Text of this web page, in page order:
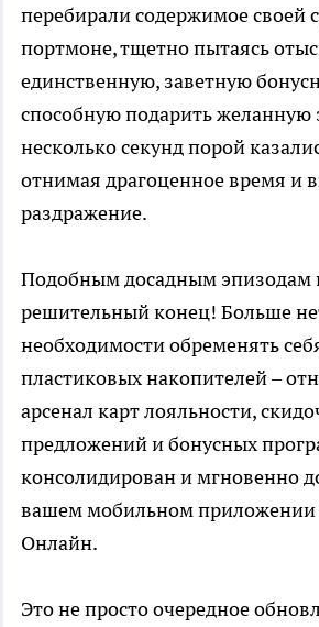
перебирали содержимое своей
портмоне, тщетно пытаясь
единственную, заветную
способную подарить
несколько секунд порой
отнимая драгоценное время и
раздражение.
Подобным досадным эпизодам
решительный конец! Больше
необходимости обременять
пластиковых накопителей –
арсенал карт лояльности,
предложений и бонусных
консолидирован и мгновенно
вашем мобильном приложении
Онлайн.
Это не просто очередное